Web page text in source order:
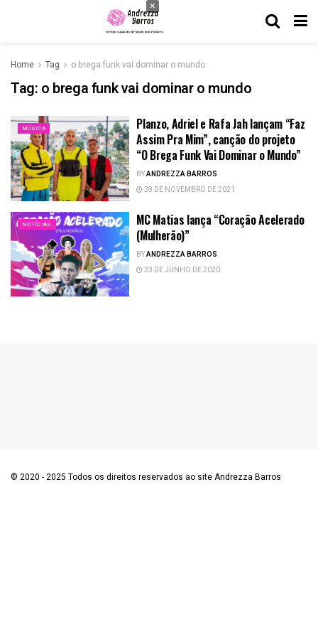
Home Tag o brega funk vai dominar o mundo
Tag: o brega funk vai dominar o mundo
MÚSICA
Planzo, Adriel e Rafa Jah lançam “Faz
Assim Pra Mim”, canção do projeto
“O Brega Funk Vai Dominar o Mundo”
BYANDREZZA BARROS
28 DE NOVEMBRO DE 2021
NOTÍCIAS
MC Matias lança “Coração Acelerado
(Mulherão)”
BYANDREZZA BARROS
23 DE JUNHO DE 2020
© 2020 - 2025 Todos os direitos reservados ao site Andrezza Barros
×